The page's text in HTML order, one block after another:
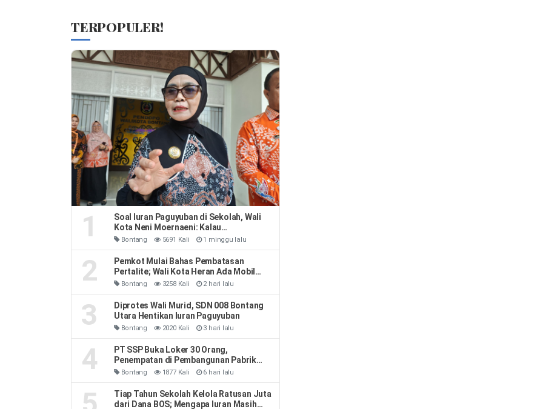
TERPOPULER!
1
Soal Iuran Paguyuban di Sekolah, Wali
Kota Neni Moernaeni: Kalau
Kesepakatan Orang Tua Jangan Ribut-
Ribut
Bontang 5691 Kali 1 minggu lalu
2
Pemkot Mulai Bahas Pembatasan
Pertalite; Wali Kota Heran Ada Mobil
Habiskan 40 Liter Sehari
Bontang 3258 Kali 2 hari lalu
3
Diprotes Wali Murid, SDN 008 Bontang
Utara Hentikan Iuran Paguyuban
Bontang 2020 Kali 3 hari lalu
4
PT SSP Buka Loker 30 Orang,
Penempatan di Pembangunan Pabrik
Soda Ash
Bontang 1877 Kali 6 hari lalu
Tiap Tahun Sekolah Kelola Ratusan Juta
dari Dana BOS; Mengapa Iuran Masih